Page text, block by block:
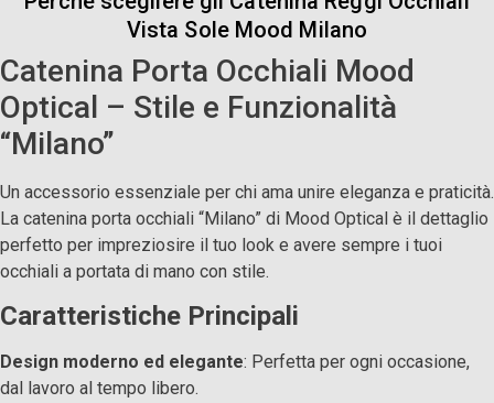
Vista Sole Mood Milano
Catenina Porta Occhiali Mood
Optical – Stile e Funzionalità
“Milano”
Un accessorio essenziale per chi ama unire eleganza e praticità.
La catenina porta occhiali “Milano” di Mood Optical è il dettaglio
perfetto per impreziosire il tuo look e avere sempre i tuoi
occhiali a portata di mano con stile.
Caratteristiche Principali
Design moderno ed elegante: Perfetta per ogni occasione,
dal lavoro al tempo libero.